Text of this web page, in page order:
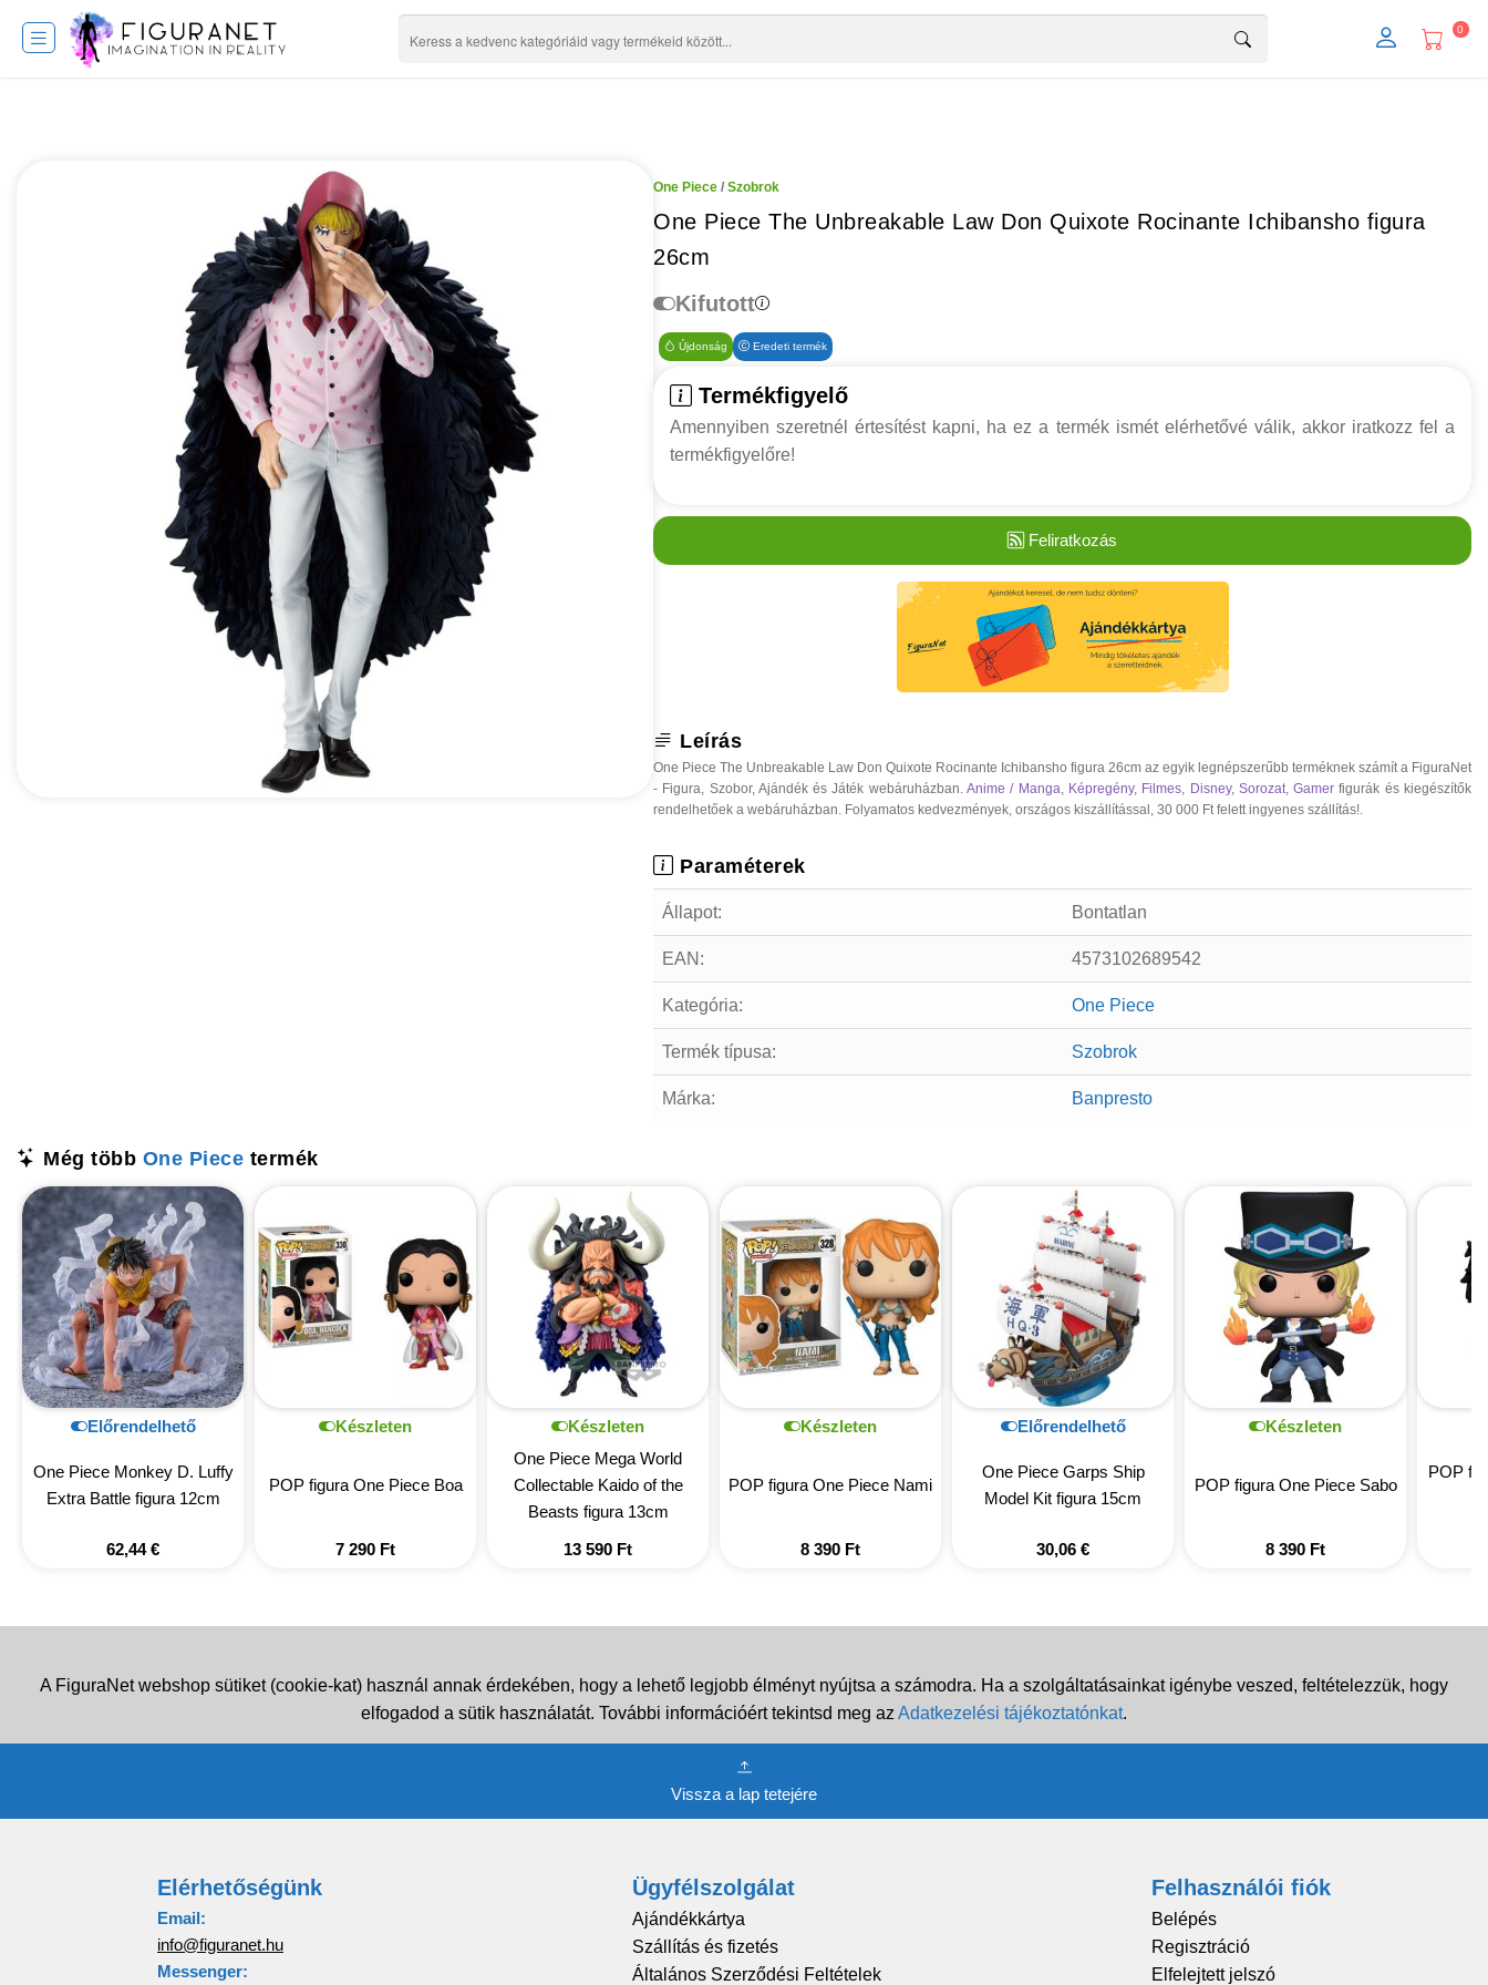
0
One Piece / Szobrok
One Piece The Unbreakable Law Don Quixote Rocinante Ichibansho figura
26cm
Kifutott
Újdonság Eredeti termék
Termékfigyelő
Amennyiben szeretnél értesítést kapni, ha ez a termék ismét elérhetővé válik, akkor iratkozz fel a
termékfigyelőre!
Feliratkozás
Leírás
One Piece The Unbreakable Law Don Quixote Rocinante Ichibansho figura 26cm az egyik legnépszerűbb terméknek számít a FiguraNet
- Figura, Szobor, Ajándék és Játék webáruházban.Anime / Manga Képregény, Filmes Disney, Sorozat,Gamer figurák és kiegészítők
rendelhetőek a webáruházban. Folyamatos kedvezmények, országos kiszállítással, 30 000 Ft felett ingyenes szállítás!.
Paraméterek
Állapot: Bontatlan
EAN: 4573102689542
Kategória: One Piece
Termék típusa: Szobrok
Márka: Banpresto
Még több One Piece termék
Előrendelhető
One Piece Monkey D. Luffy
Extra Battle figura 12cm
62,44€
Készleten
POP figura One Piece Boa
7 290 Ft
Készleten
One Piece Mega World
Collectable Kaido of the
Beasts figura 13cm
13 590 Ft
Készleten
POP figura One Piece Nami
8 390 Ft
Előrendelhető
One Piece Garps Ship
Model Kit figura 15cm
30,06 €
Készleten
POP figura One Piece Sabo
8 390 Ft
POP
A FiguraNet webshop sütiket (cookie-kat) használ annak érdekében, hogy a lehető legjobb élményt nyújtsa a számodra. Ha a szolgáltatásainkat igénybe veszed, feltételezzük, hogy
elfogadod a sütik használatát. További információért tekintsd meg az Adatkezelési tájékoztatónkat.
Vissza a lap tetejére
Elérhetőségünk
Email:
info@figuranet.hu
Messenger:
Ügyfélszolgálat
Ajándékkártya
Szállítás és fizetés
Általános Szerződési Feltételek
Felhasználói fiók
Belépés
Regisztráció
Elfelejtett jelszó